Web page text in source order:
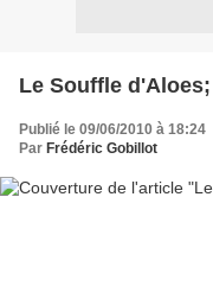
Le Souffle
Publié le 09/06/2010 à 18:24
Par Frédéric Gobillot